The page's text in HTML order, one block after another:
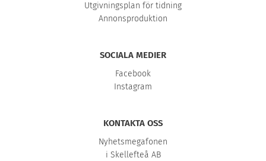
Utgivningsplan för tidning
Annonsproduktion
SOCIALA MEDIER
Facebook
Instagram
KONTAKTA OSS
Nyhetsmegafonen
i Skellefteå AB